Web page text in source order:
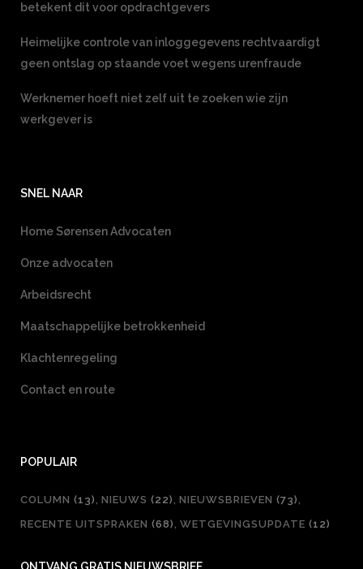
betekent dit voor opdrachtgevers
Heimelijke controle van inloggegevens rechtvaardigt
geen ontslag op staande voet wegens urenfraude
Werknemer hoeft niet zelf uit te zoeken wie zijn
werkgever is
SNEL NAAR
Home Sørensen Advocaten
Onze advocaten
Arbeidsrecht
Maatschappelijke betrokkenheid
Klachtenregeling
Contact en route
POPULAIR
COLUMN (13) NIEUWS (22) NIEUWSBRIEVEN (73)
RECENTE UITSPRAKEN (68) WETGEVINGSUPDATE (12)